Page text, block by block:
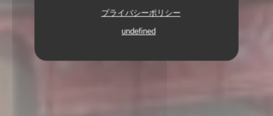
プライバシーポリシー
undefined